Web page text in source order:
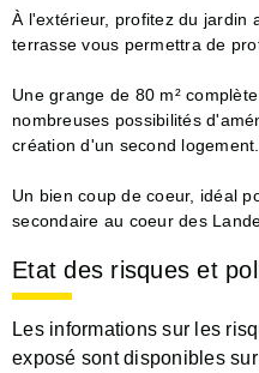
À l'extérieur, profitez du jardin
terrasse vous permettra de
Une grange de 80 m²
nombreuses possibilités
création d'un second logement.
Un bien coup de coeur, idéal
secondaire au coeur des
Etat des risques et
Les informations sur les
exposé sont disponibles